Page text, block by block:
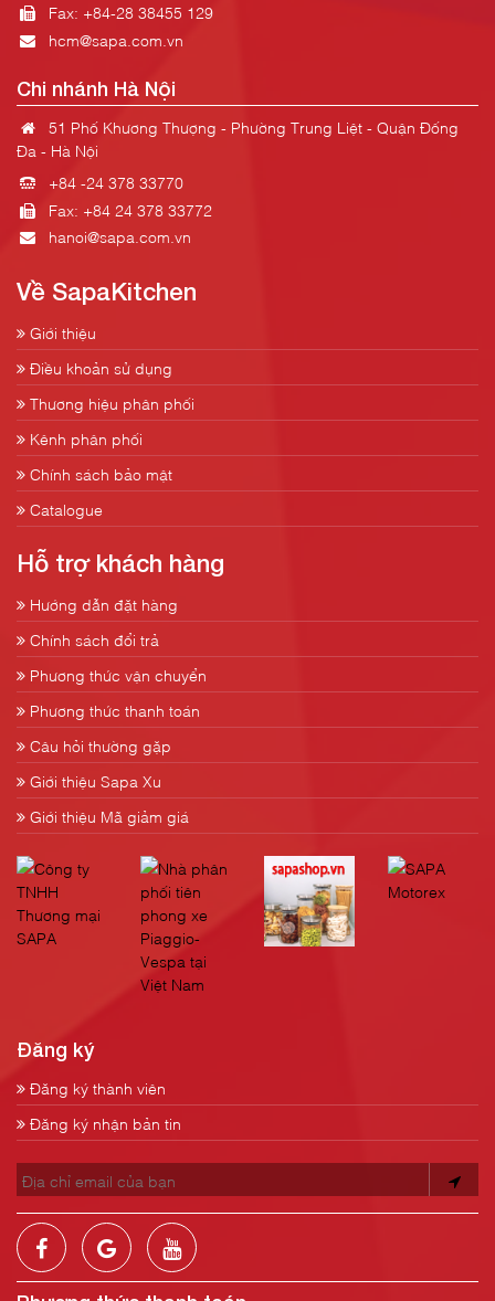
Fax: +84-28 38455 129
hcm@sapa.com.vn
Chi nhánh Hà Nội
51 Phố Khương Thượng - Phường Trung Liệt - Quận Đống
Đa - Hà Nội
+84 -24 378 33770
Fax: +84 24 378 33772
hanoi@sapa.com.vn
Về SapaKitchen
Giới thiệu
Điều khoản sử dụng
Thương hiệu phân phối
Kênh phân phối
Chính sách bảo mật
Catalogue
Hỗ trợ khách hàng
Hướng dẫn đặt hàng
Chính sách đổi trả
Phương thức vận chuyển
Phương thức thanh toán
Câu hỏi thường gặp
Giới thiệu Sapa Xu
Giới thiệu Mã giảm giá
Đăng ký
Đăng ký thành viên
Đăng ký nhận bản tin